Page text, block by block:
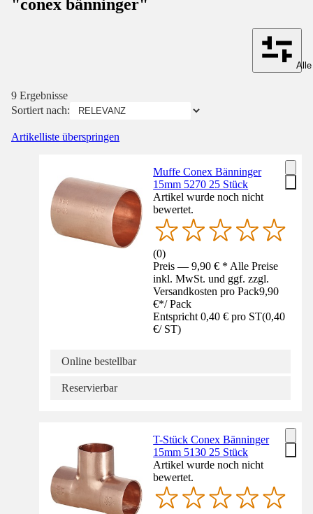
"conex bänninger"
9 Ergebnisse
Sortiert nach:
Artikelliste überspringen
Muffe Conex Bänninger
15mm 5270 25 Stück
Artikel wurde noch nicht
bewertet.
(0)
Preis — 9,90 € * Alle Preise
inkl. MwSt. und ggf. zzgl.
Versandkosten pro Pack9,90
€*/ Pack
Entspricht 0,40 € pro ST(0,40
€/ ST)
Online bestellbar
Reservierbar
T-Stück Conex Bänninger
15mm 5130 25 Stück
Artikel wurde noch nicht
bewertet.